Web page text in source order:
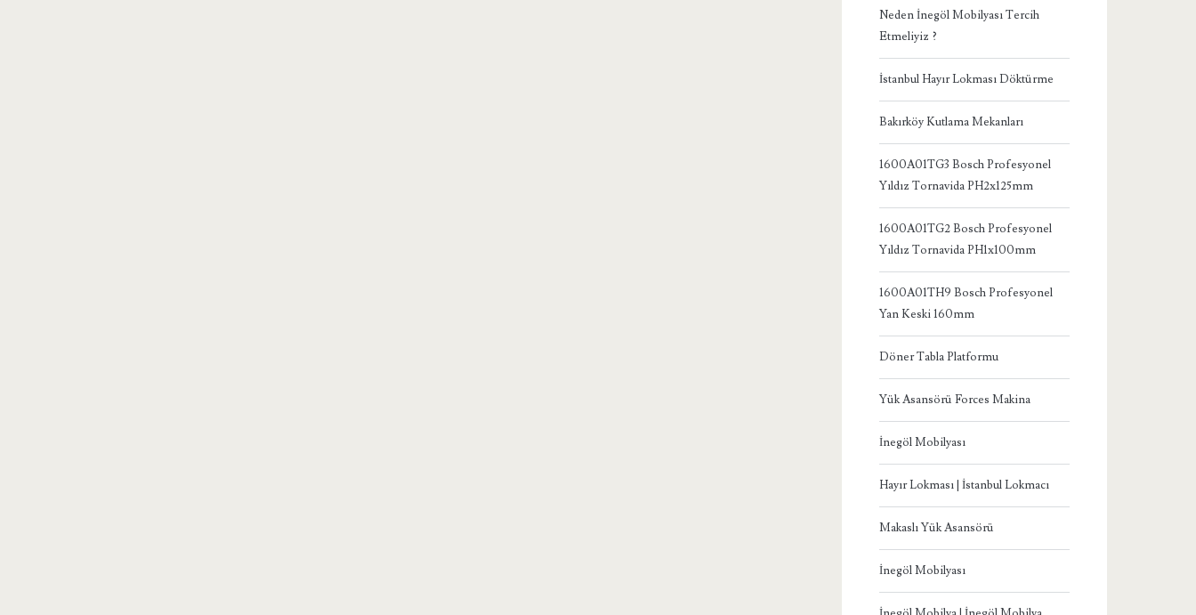
Neden İnegöl Mobilyası Tercih
Etmeliyiz ?
İstanbul Hayır Lokması Döktürme
Bakırköy Kutlama Mekanları
1600A01TG3 Bosch Profesyonel
Yıldız Tornavida PH2x125mm
1600A01TG2 Bosch Profesyonel
Yıldız Tornavida PH1x100mm
1600A01TH9 Bosch Profesyonel
Yan Keski 160mm
Döner Tabla Platformu
Yük Asansörü Forces Makina
İnegöl Mobilyası
Hayır Lokması | İstanbul Lokmacı
Makaslı Yük Asansörü
İnegöl Mobilyası